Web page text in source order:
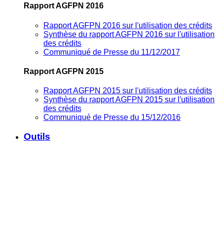
Rapport AGFPN 2016
Rapport AGFPN 2016 sur l'utilisation des crédits
Synthèse du rapport AGFPN 2016 sur l'utilisation
des crédits
Communiqué de Presse du 11/12/2017
Rapport AGFPN 2015
Rapport AGFPN 2015 sur l'utilisation des crédits
Synthèse du rapport AGFPN 2015 sur l'utilisation
des crédits
Communiqué de Presse du 15/12/2016
Outils